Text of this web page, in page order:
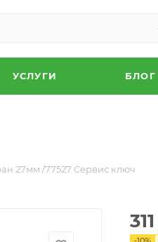
УСЛУГИ БЛОГ
27мм /77527 Сервис ключ
311